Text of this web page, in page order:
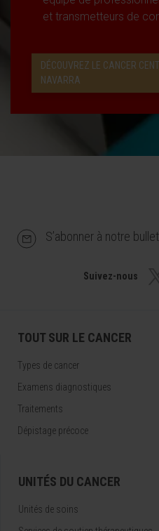
et transmetteurs de
DÉCOUVREZ LE CANCER
NAVARRA
S’abonner à notre
Suivez-nous
TOUT SUR LE CANCER
Types de cancer
Examens diagnostiques
Traitements
Dépistage précoce
UNITÉS DU CANCER
Unités de soins